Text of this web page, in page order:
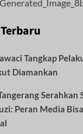
Tangkap
Diamankan
Serahkan
Peran Media